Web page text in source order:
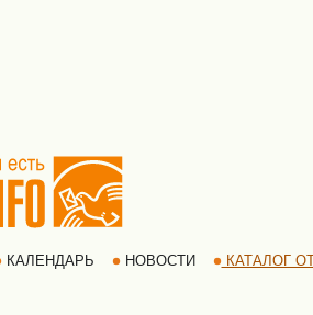
КАЛЕНДАРЬ НОВОСТИ КАТАЛОГ